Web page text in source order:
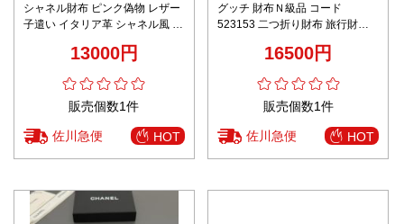
シャネル財布 ピンク偽物 レザー
子遣い イタリア革 シャネル風 日
13000円
販売個数1件
佐川急便 HOT
グッチ 財布Ｎ級品 コード
523153 二つ折り財布 旅行財布
16500円
販売個数1件
佐川急便 HOT